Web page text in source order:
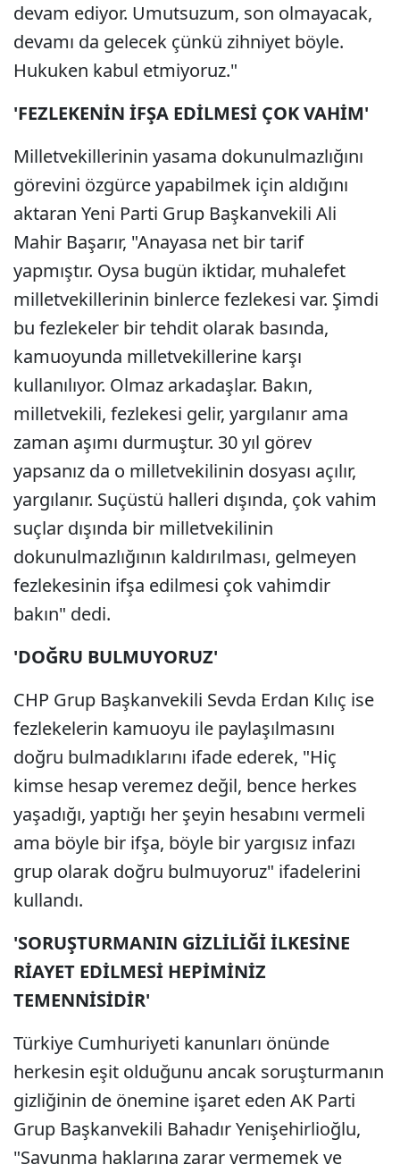
devam ediyor. Umutsuzum, son olmayacak,
devamı da gelecek çünkü zihniyet böyle.
Hukuken kabul etmiyoruz."
'FEZLEKENİN İFŞA EDİLMESİ ÇOK VAHİM'
Milletvekillerinin yasama dokunulmazlığını
görevini özgürce yapabilmek için aldığını
aktaran Yeni Parti Grup Başkanvekili Ali
Mahir Başarır, "Anayasa net bir tarif
yapmıştır. Oysa bugün iktidar, muhalefet
milletvekillerinin binlerce fezlekesi var. Şimdi
bu fezlekeler bir tehdit olarak basında,
kamuoyunda milletvekillerine karşı
kullanılıyor. Olmaz arkadaşlar. Bakın,
milletvekili, fezlekesi gelir, yargılanır ama
zaman aşımı durmuştur. 30 yıl görev
yapsanız da o milletvekilinin dosyası açılır,
yargılanır. Suçüstü halleri dışında, çok vahim
suçlar dışında bir milletvekilinin
dokunulmazlığının kaldırılması, gelmeyen
fezlekesinin ifşa edilmesi çok vahimdir
bakın" dedi.
'DOĞRU BULMUYORUZ'
CHP Grup Başkanvekili Sevda Erdan Kılıç ise
fezlekelerin kamuoyu ile paylaşılmasını
doğru bulmadıklarını ifade ederek, "Hiç
kimse hesap veremez değil, bence herkes
yaşadığı, yaptığı her şeyin hesabını vermeli
ama böyle bir ifşa, böyle bir yargısız infazı
grup olarak doğru bulmuyoruz" ifadelerini
kullandı.
'SORUŞTURMANIN GİZLİLİĞİ İLKESİNE
RİAYET EDİLMESİ HEPİMİNİZ
TEMENNİSİDİR'
Türkiye Cumhuriyeti kanunları önünde
herkesin eşit olduğunu ancak soruşturmanın
gizliğinin de önemine işaret eden AK Parti
Grup Başkanvekili Bahadır Yenişehirlioğlu,
"Savunma haklarına zarar vermemek ve